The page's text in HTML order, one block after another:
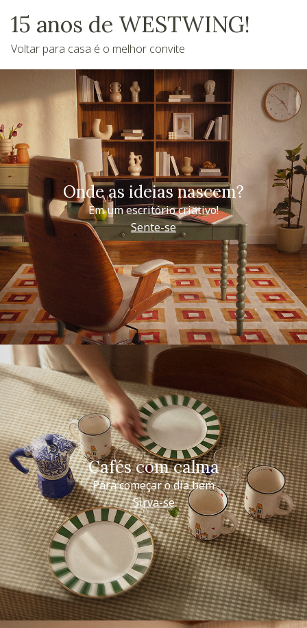
15 anos de WESTWING!
Voltar para casa é o melhor convite
Onde as ideias nascem?
Em um escritório criativo!
Sente-se
Cafés com calma
Para começar o dia bem
Sirva-se